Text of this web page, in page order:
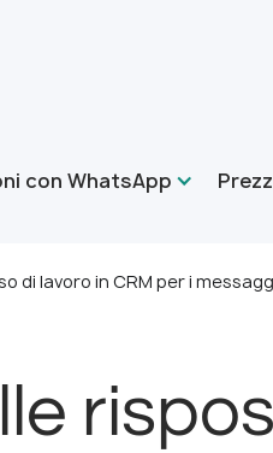
con WhatsApp
lavoro in CRM per i